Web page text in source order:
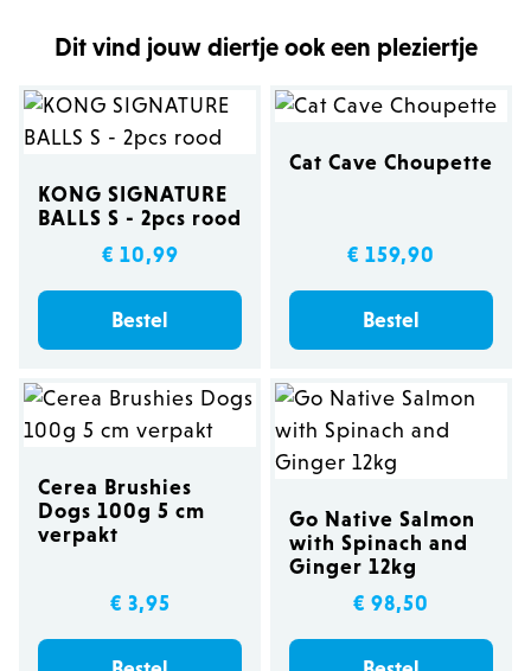
Dit vind jouw diertje ook een pleziertje
KONG SIGNATURE
BALLS S - 2pcs rood
€ 10,99
Bestel
Cat Cave Choupette
€ 159,90
Bestel
Cerea Brushies
Dogs 100g 5 cm
verpakt
€ 3,95
Go Native Salmon
with Spinach and
Ginger 12kg
€ 98,50